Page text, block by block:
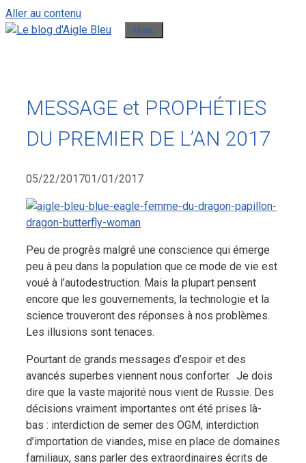
Aller au contenu
Menu
MESSAGE et PROPHÉTIES
DU PREMIER DE L’AN 2017
05/22/201701/01/2017
Peu de progrès malgré une conscience qui émerge
peu à peu dans la population que ce mode de vie est
voué à l’autodestruction. Mais la plupart pensent
encore que les gouvernements, la technologie et la
science trouveront des réponses à nos problèmes.
Les illusions sont tenaces.
Pourtant de grands messages d’espoir et des
avancés superbes viennent nous conforter. Je dois
dire que la vaste majorité nous vient de Russie. Des
décisions vraiment importantes ont été prises là-
bas : interdiction de semer des OGM, interdiction
d’importation de viandes, mise en place de domaines
familiaux, sans parler des extraordinaires écrits de